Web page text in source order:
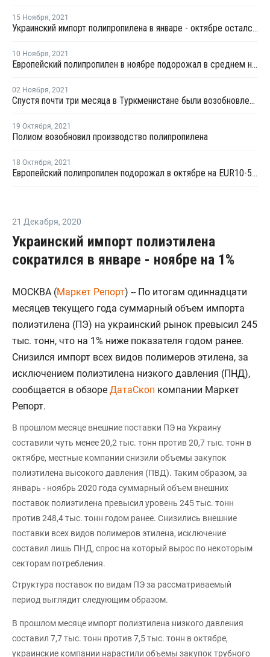
15 Ноября, 2021
Украинский импорт полипропилена в январе - октябре остался неизменным
10 Ноября, 2021
Европейский полипропилен в ноябре подорожал в среднем на EUR100 за тонну для стран СНГ
02 Ноября, 2021
Спустя почти три месяца в Туркменистане были возобновлены экспортные продажи полипропилена
19 Октября, 2021
Полиом возобновил производство полипропилена
18 Октября, 2021
Европейский полипропилен подорожал в октябре на EUR10-50 за тонну для рынков стран СНГ
21 Декабря, 2020
Украинский импорт полиэтилена
сократился в январе - ноябре на 1%
МОСКВА (Маркет Репорт) -- По итогам одиннадцати
месяцев текущего года суммарный объем импорта
полиэтилена (ПЭ) на украинский рынок превысил 245
тыс. тонн, что на 1% ниже показателя годом ранее.
Снизился импорт всех видов полимеров этилена, за
исключением полиэтилена низкого давления (ПНД),
сообщается в обзоре ДатаСкоп компании Маркет
Репорт.
В прошлом месяце внешние поставки ПЭ на Украину
составили чуть менее 20,2 тыс. тонн против 20,7 тыс. тонн в
октябре, местные компании снизили объемы закупок
полиэтилена высокого давления (ПВД). Таким образом, за
январь - ноябрь 2020 года суммарный объем внешних
поставок полиэтилена превысил уровень 245 тыс. тонн
против 248,4 тыс. тонн годом ранее. Снизились внешние
поставки всех видов полимеров этилена, исключение
составил лишь ПНД, спрос на который вырос по некоторым
секторам потребления.
Структура поставок по видам ПЭ за рассматриваемый
период выглядит следующим образом.
В прошлом месяце импорт полиэтилена низкого давления
составил 7,7 тыс. тонн против 7,5 тыс. тонн в октябре,
украинские компании нарастили объемы закупок трубного